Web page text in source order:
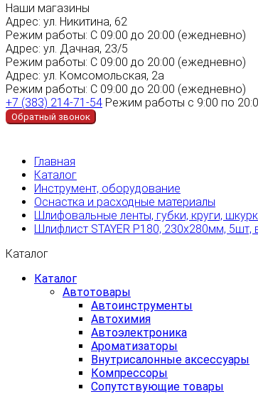
Наши магазины
Адрес: ул. Никитина, 62
Режим работы: С 09:00 до 20:00 (ежедневно)
Адрес: ул. Дачная, 23/5
Режим работы: С 09:00 до 20:00 (ежедневно)
Адрес: ул. Комсомольская, 2а
Режим работы: С 09:00 до 20:00 (ежедневно)
+7 (383) 214-71-54 Режим работы с 9:00 по
Обратный звонок
Главная
Каталог
Инструмент, оборудование
Оснастка и расходные материалы
Шлифовальные ленты, губки, круги,
Шлифлист STAYER Р180, 230х280мм,
Каталог
Каталог
Автотовары
Автоинструменты
Автохимия
Автоэлектроника
Ароматизаторы
Внутрисалонные аксессуары
Компрессоры
Сопутствующие товары